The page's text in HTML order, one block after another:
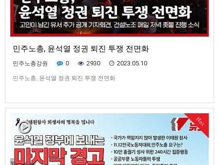
민주노총, 윤석열 정권 퇴진 투쟁 전면화
민주노총강원 0 2930 2023.05.10
민주노총, 윤석열 정권 퇴진 투쟁 전면화
Hot